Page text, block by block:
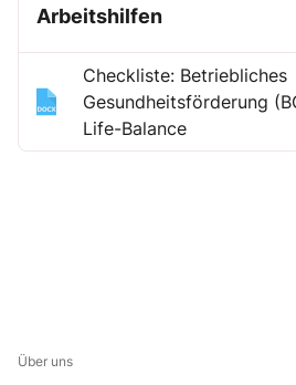
Arbeitshilfen
Checkliste: Betriebliches
Gesundheitsförderung
Life-Balance
Über uns